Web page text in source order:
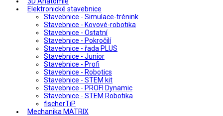
Elektronické stavebnice
Stavebnice - Simulace-trénink
Stavebnice - Kovové-robotika
Stavebnice - Ostatní
Stavebnice - Pokročilí
Stavebnice - řada PLUS
Stavebnice - Junior
Stavebnice - Profi
Stavebnice - Robotics
Stavebnice - STEM kit
Stavebnice - PROFI Dynamic
Stavebnice - STEM Robotika
fischerTiP
Mechanika MATRIX